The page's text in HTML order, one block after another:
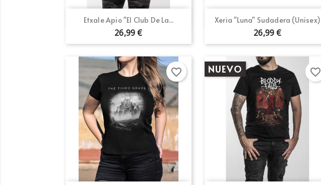
Etxale Apio "El Club De La...
26,99 €
Vista rápida Xeria "Luna" Sudadera (Unisex)
26,99 €
Vista rápida
favorite_border NUEVO favorite_border